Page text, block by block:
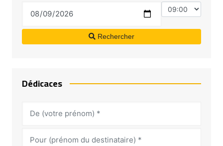
Rechercher
Dédicaces